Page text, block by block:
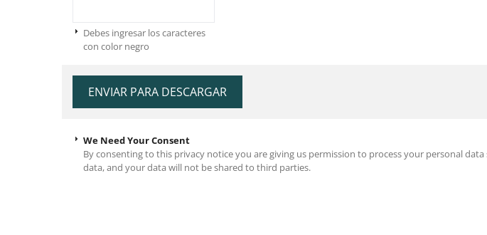
Debes ingresar los caracteres
con color negro
We Need Your Consent
By consenting to this privacy notice you are giving us permission to process your personal
data, and your data will not be shared to third parties.